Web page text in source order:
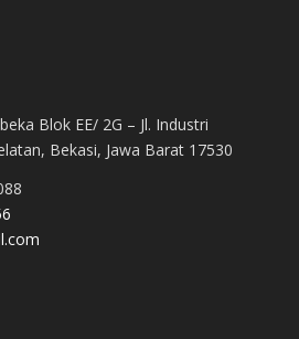
Blok EE/ 2G – Jl. Industri
Bekasi, Jawa Barat 17530